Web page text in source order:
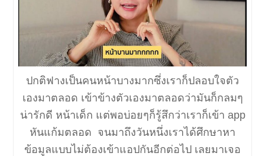
ปกติฟางเป็นคนหน้าบางมากซึ่งเราก็ปลอบใจตัว
เองมาตลอด เข้าข้างตัวเองมาตลอดว่ามันก็กลมๆ
น่ารักดี หน้าเด็ก แต่พอบ่อยๆก็รู้สึกว่าเราก็เข้า app
หันแก้มตลอด จนมาถึงวันหนึ่งเราได้ศึกษาหา
ข้อมูลแบบไม่ต้องเข้าแอปกันอีกต่อไป เลยมาเจอ